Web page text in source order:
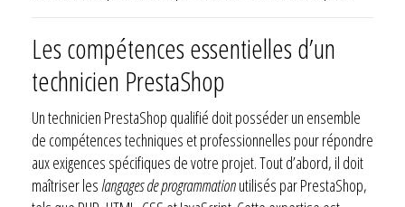
Les compétences essentielles d’un
technicien PrestaShop
Un technicien PrestaShop qualifié doit posséder un ensemble
de compétences techniques et professionnelles pour répondre
aux exigences spécifiques de votre projet. Tout d’abord, il doit
maîtriser les langages de programmationutilisés par PrestaShop,